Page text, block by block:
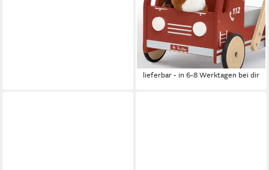
Lauflernwagen
Feuerwehrauto Fred, aus
Holz
112,48 € UVP135,00 €
-17%
lieferbar - in 6-8 Werktagen bei dir